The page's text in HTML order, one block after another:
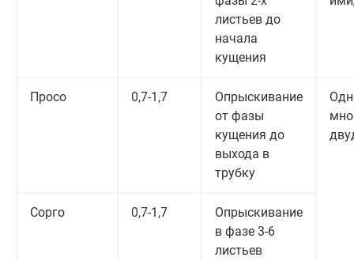
листьев до
начала
кущения
Просо 0,7-1,7
Опрыскивание
от фазы
кущения до
выхода в
трубку
Сорго 0,7-1,7
Опрыскивание
в фазе 3-6
листьев